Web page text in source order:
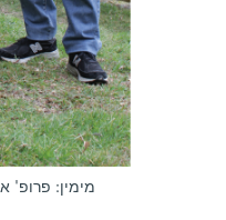
מימין: פרופ'